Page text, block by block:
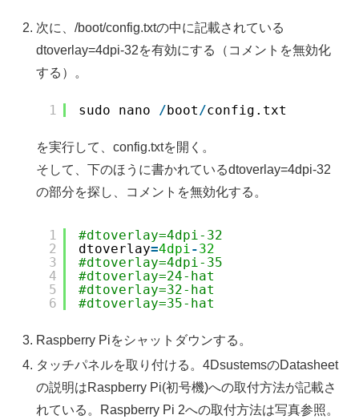
次に、/boot/config.txtの中に記載されている
dtoverlay=4dpi-32を有効にする（コメントを無効化
する）。
1 sudo nano / boot/config.txt
を実行して、config.txtを開く。
そして、下のほうに書かれているdtoverlay=4dpi-32
の部分を探し、コメントを無効化する。
1
2
3
4
5
6
#dtoverlay=4dpi-32
dtoverlay=4dpi -32
#dtoverlay=4dpi-35
#dtoverlay=24-hat
#dtoverlay=32-hat
#dtoverlay=35-hat
Raspberry Piをシャットダウンする。
タッチパネルを取り付ける。4DsustemsのDatasheet
の説明はRaspberry Pi(初号機)への取付方法が記載さ
れている。Raspberry Pi 2への取付方法は写真参照。